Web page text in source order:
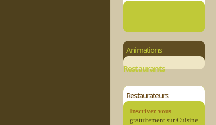
Animations
Restaurants
Restaurateurs
Inscrivez vous
gratuitement sur Cuisine